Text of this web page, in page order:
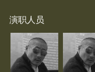
腥的，革命者通常都
而当革命者成为了既
危机。 这是一种轮
变才会是个头儿吧。
演职人员